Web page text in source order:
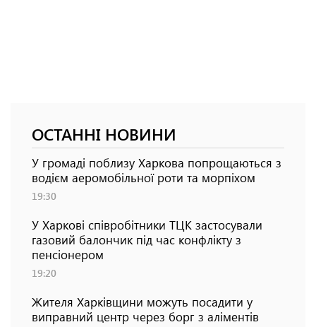
ОСТАННІ НОВИНИ
У громаді поблизу Харкова попрощаються з
водієм аеромобільної роти та морпіхом
19:30
У Харкові співробітники ТЦК застосували
газовий балончик під час конфлікту з
пенсіонером
19:20
Жителя Харківщини можуть посадити у
виправний центр через борг з аліментів